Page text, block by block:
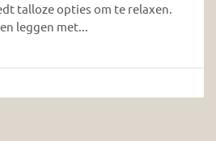
talloze opties om te relaxen.
leggen met...